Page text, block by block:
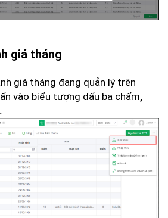
giá tháng
giá tháng đang quản lý trên
vào biểu tượng dấu ba chấm,